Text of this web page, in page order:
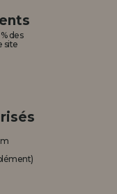
des
site